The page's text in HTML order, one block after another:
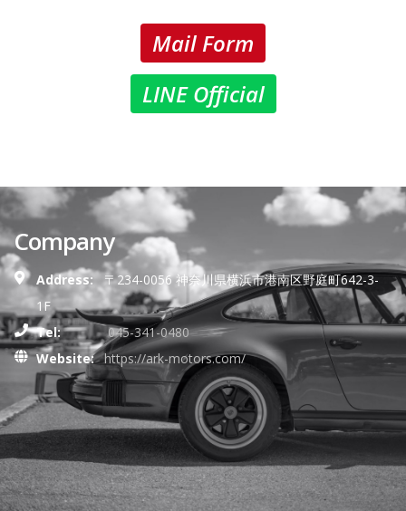
Mail Form
LINE Official
Company
Address:
〒234-0056 神奈川県横浜市港南区野庭町642-3-
1F
Tel:
045-341-0480
Website: https://ark-motors.com/